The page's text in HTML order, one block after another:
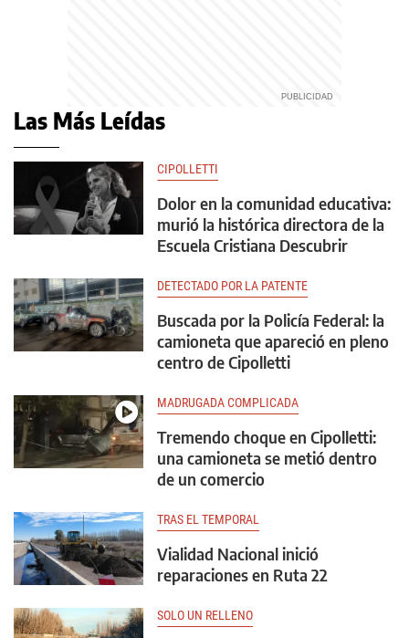
Las Más Leídas
CIPOLLETTI
Dolor en la comunidad educativa:
murió la histórica directora de la
Escuela Cristiana Descubrir
DETECTADO POR LA PATENTE
Buscada por la Policía Federal: la
camioneta que apareció en pleno
centro de Cipolletti
MADRUGADA COMPLICADA
Tremendo choque en Cipolletti:
una camioneta se metió dentro
de un comercio
TRAS EL TEMPORAL
Vialidad Nacional inició
reparaciones en Ruta 22
SOLO UN RELLENO